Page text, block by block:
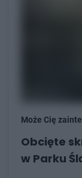
Może Cię
Obcięte
w Parku